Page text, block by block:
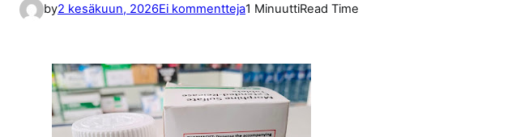
by2 kesäkuun, 2026Ei kommenttejaa
i
k
e
1 MinuuttiRead Time